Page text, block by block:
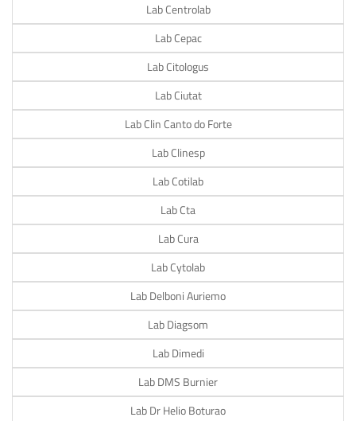
Lab Centrolab
Lab Cepac
Lab Citologus
Lab Ciutat
Lab Clin Canto do Forte
Lab Clinesp
Lab Cotilab
Lab Cta
Lab Cura
Lab Cytolab
Lab Delboni Auriemo
Lab Diagsom
Lab Dimedi
Lab DMS Burnier
Lab Dr Helio Boturao